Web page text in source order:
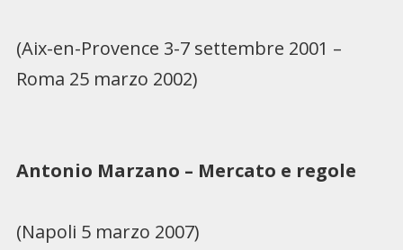
(Aix-en-Provence 3-7 settembre 2001 –
Roma 25 marzo 2002)
Antonio Marzano – Mercato e regole
(Napoli 5 marzo 2007)